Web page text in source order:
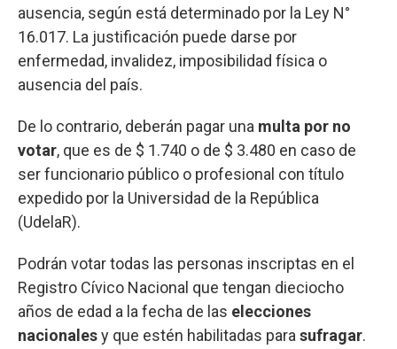
ausencia, según está determinado por la Ley N°
16.017. La justificación puede darse por
enfermedad, invalidez, imposibilidad física o
ausencia del país.
De lo contrario, deberán pagar una multa por no
votar, que es de $ 1.740 o de $ 3.480 en caso de
ser funcionario público o profesional con título
expedido por la Universidad de la República
(UdelaR).
Podrán votar todas las personas inscriptas en el
Registro Cívico Nacional que tengan dieciocho
años de edad a la fecha de las elecciones
nacionalesy que estén habilitadas parasufragar.